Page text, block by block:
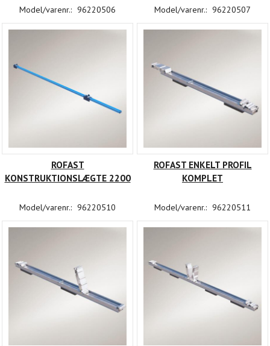
Model/varenr.: 96220506 Model/varenr.: 96220507
ROFAST
KONSTRUKTIONSLÆGTE 2200
Model/varenr.: 96220510
ROFAST ENKELT PROFIL
KOMPLET
Model/varenr.: 96220511